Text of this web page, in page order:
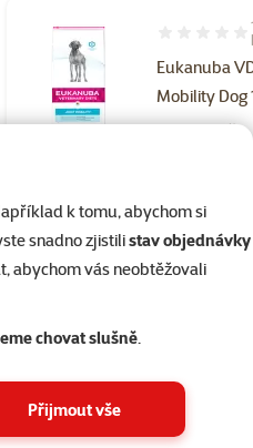
k tomu, abychom si
snadno zjistilistav objednávky
abychom vás neobtěžovali
chovat slušně.
Přijmout vše
Eukanuba
Mobility Dog
Hodnocení
Cena
1 599 Kč
Calorie Form
Dog 5kg